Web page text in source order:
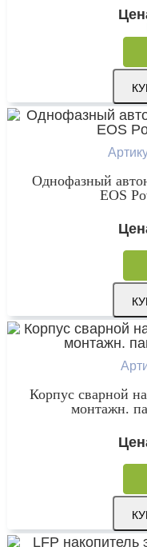
Однофазный
EOS
Корпус сварной
монтажн.